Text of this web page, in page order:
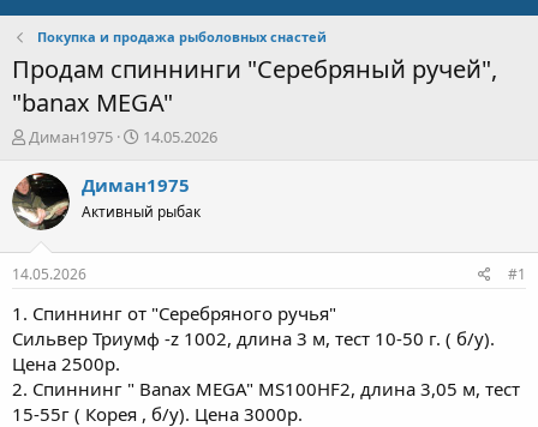
Покупка и продажа рыболовных снастей
Продам спиннинги "Серебряный ручей",
"banax MEGA"
А
т
о
р
е
ы
Диман1975
Д
т
а
н
л
14.05.2026
Диман1975
Активный рыбак
14.05.2026 #1
1. Спиннинг от "Серебряного ручья"
Сильвер Триумф -z 1002, длина 3 м, тест 10-50 г. ( б/у).
Цена 2500р.
2. Спиннинг " Banax MEGA" MS100HF2, длина 3,05 м, тест
15-55г ( Корея , б/у). Цена 3000р.